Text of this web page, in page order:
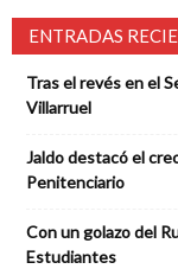
ENTRADAS
Tras el revés en el
Villarruel
Jaldo destacó el
Penitenciario
Con un golazo del
Estudiantes